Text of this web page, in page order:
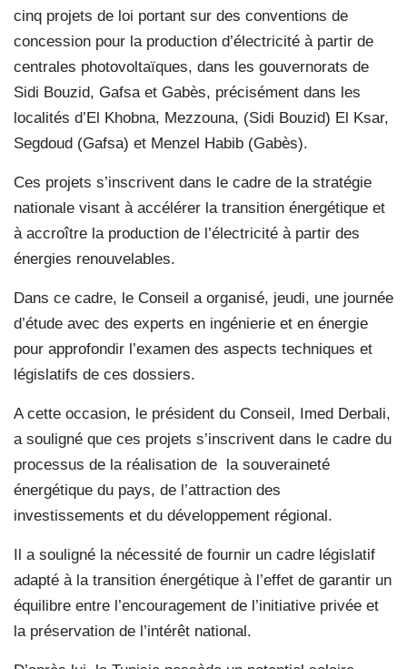
cinq projets de loi portant sur des conventions de
concession pour la production d’électricité à partir de
centrales photovoltaïques, dans les gouvernorats de
Sidi Bouzid, Gafsa et Gabès, précisément dans les
localités d’El Khobna, Mezzouna, (Sidi Bouzid) El Ksar,
Segdoud (Gafsa) et Menzel Habib (Gabès).
Ces projets s’inscrivent dans le cadre de la stratégie
nationale visant à accélérer la transition énergétique et
à accroître la production de l’électricité à partir des
énergies renouvelables.
Dans ce cadre, le Conseil a organisé, jeudi, une journée
d’étude avec des experts en ingénierie et en énergie
pour approfondir l’examen des aspects techniques et
législatifs de ces dossiers.
A cette occasion, le président du Conseil, Imed Derbali,
a souligné que ces projets s’inscrivent dans le cadre du
processus de la réalisation de la souveraineté
énergétique du pays, de l’attraction des
investissements et du développement régional.
Il a souligné la nécessité de fournir un cadre législatif
adapté à la transition énergétique à l’effet de garantir un
équilibre entre l’encouragement de l’initiative privée et
la préservation de l’intérêt national.